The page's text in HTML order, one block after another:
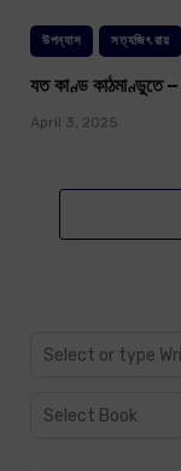
উপন্যাস সত্যজিৎ রায়
যত কাণ্ড কাঠমাণ্ডুতে –
April 3, 2025